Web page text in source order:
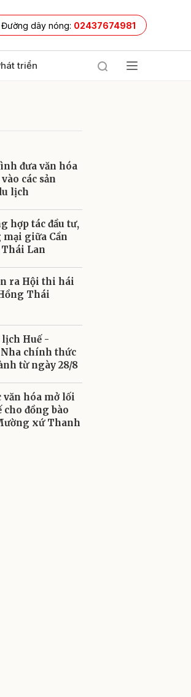
Đường dây nóng: 02437674981
triển
đưa văn hóa
các sản
lịch
hợp tác đầu tư,
giữa Cần
Lan
ra Hội thi hái
Thái
lịch Huế -
chính thức
từ ngày 28/8
văn hóa mở lối
cho đồng bào
xứ Thanh